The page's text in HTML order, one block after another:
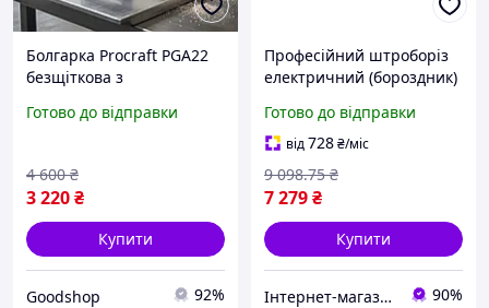
Болгарка Procraft PGA22
безщіткова з
диска 125 мм для
акумуляторна, зі
швидкою зарядкою
Готово до відправки
3 220₴
4 600 ₴
Купити
Goodshop 92%
Професійний штроборіз
електричний (бороздник)
1800 Вт, 7500 об/хв, диск
125/150мм (2480)
Готово до відправки
від728₴/міс
7 279₴
9 098.75 ₴
Купити
Інтернет-магазин Clothes-Mall 90%